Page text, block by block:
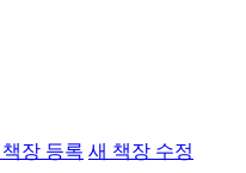
장 등록 새 책장 수정